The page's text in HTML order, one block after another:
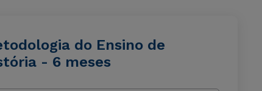
do Ensino de
- 6 meses